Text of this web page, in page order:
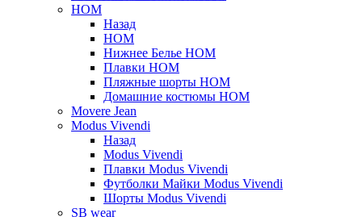
HOM
Назад
HOM
Нижнее Белье HOM
Плавки HOM
Пляжные шорты HOM
Домашние костюмы HOM
Movere Jean
Modus Vivendi
Назад
Modus Vivendi
Плавки Modus Vivendi
Футболки Майки Modus Vivendi
Шорты Modus Vivendi
SB wear